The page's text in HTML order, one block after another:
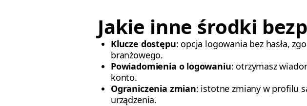
Jakie inne środki
Klucze dostępu: opcja logowania bez hasła,
branżowego.
Powiadomienia o logowaniu: otrzymasz
konto.
Ograniczenia zmian: istotne zmiany w profilu
urządzenia.